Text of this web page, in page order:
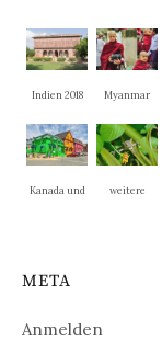
Indien 2018 Myanmar
Kanada und
weitere
META
Anmelden